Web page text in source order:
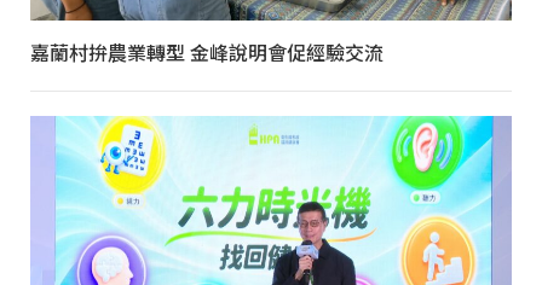
嘉蘭村拚農業轉型 金峰說明會促經驗交流